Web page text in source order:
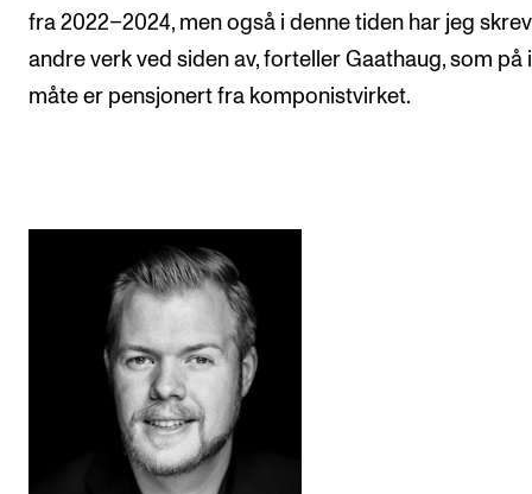
fra 2022–2024, men også i denne tiden har jeg
andre verk ved siden av, forteller Gaathaug, som på
måte er pensjonert fra komponistvirket.